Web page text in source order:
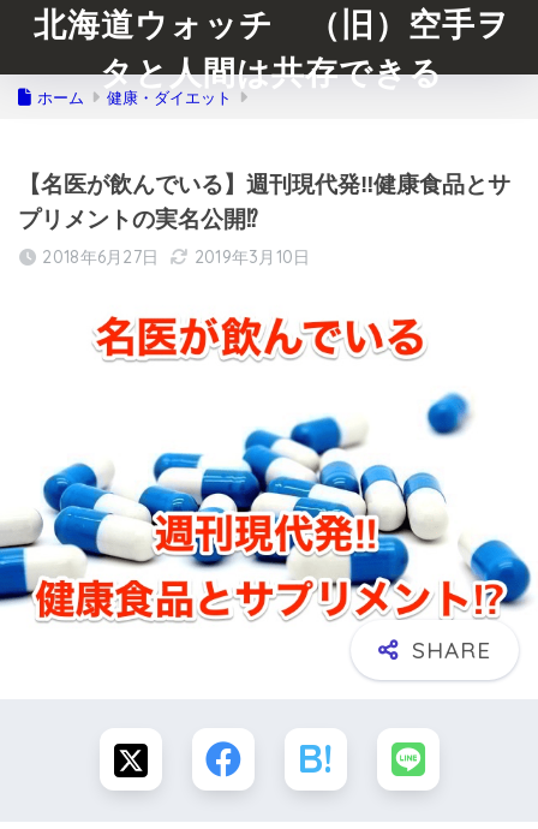
北海道ウォッチ （旧）空手ヲ
タと人間は共存できる
ホーム 健康・ダイエット
【名医が飲んでいる】週刊現代発‼︎健康食品とサ
プリメントの実名公開⁉︎
2018年6月27日 2019年3月10日